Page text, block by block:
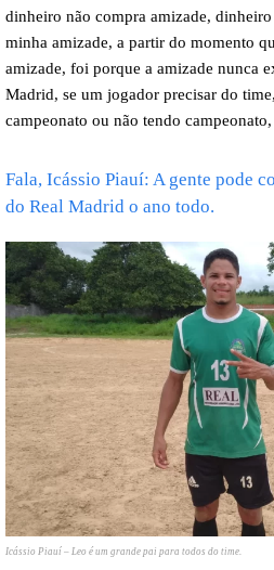
dinheiro não compra amizade,
minha amizade, a partir do momento
amizade, foi porque a amizade nunca
Madrid, se um jogador precisar do
campeonato ou não tendo
Fala, Icássio Piauí: A gente pode
do Real Madrid o ano todo.
Icássio Piauí – Leo é um grande pai para todos do time.